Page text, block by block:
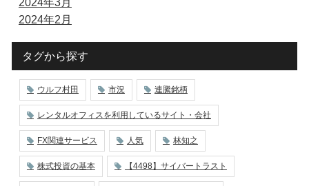
2024年2月
タグから探す
ウルフ村田 市況 連騰銘柄
レンタルオフィスを利用しているサイト・会社
FX関連サービス 人気 林知之
株式投資の基本 【4498】サイバートラスト